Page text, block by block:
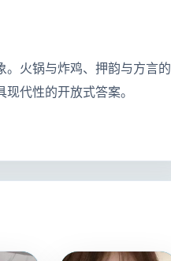
。火锅与炸鸡、押韵与方言的
代性的开放式答案。